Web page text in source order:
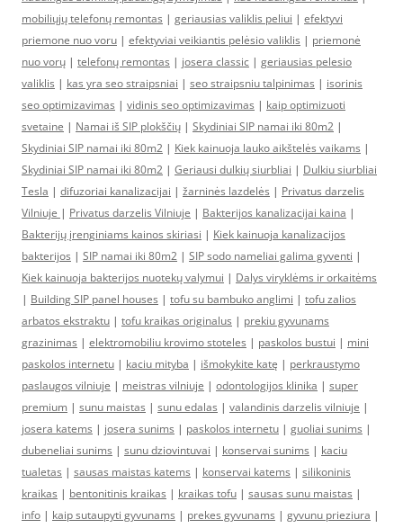
mobiliųjų telefonų remontas | geriausias valiklis peliui | efektyvi
priemone nuo voru | efektyviai veikiantis pelėsio valiklis | priemonė
nuo vorų | telefonų remontas | josera classic | geriausias pelesio
valiklis | kas yra seo straipsniai | seo straipsniu talpinimas | isorinis
seo optimizavimas | vidinis seo optimizavimas | kaip optimizuoti
svetaine | Namai iš SIP plokščių | Skydiniai SIP namai iki 80m2 |
Skydiniai SIP namai iki 80m2 | Kiek kainuoja lauko aikštelės vaikams |
Skydiniai SIP namai iki 80m2 | Geriausi dulkių siurbliai | Dulkiu siurbliai
Tesla | difuzoriai kanalizacijai | žarninės lazdelės | Privatus darzelis
Vilniuje | Privatus darzelis Vilniuje | Bakterijos kanalizacijai kaina |
Bakterijų įrenginiams kainos skiriasi | Kiek kainuoja kanalizacijos
bakterijos | SIP namai iki 80m2 | SIP sodo nameliai galima gyventi |
Kiek kainuoja bakterijos nuotekų valymui | Dalys viryklėms ir orkaitėms
| Building SIP panel houses | tofu su bambuko anglimi | tofu zalios
arbatos ekstraktu | tofu kraikas originalus | prekiu gyvunams
grazinimas | elektromobiliu krovimo stoteles | paskolos bustui | mini
paskolos internetu | kaciu mityba | išmokykite katę | perkraustymo
paslaugos vilniuje | meistras vilniuje | odontologijos klinika | super
premium | sunu maistas | sunu edalas | valandinis darzelis vilniuje |
josera katems | josera sunims | paskolos internetu | guoliai sunims |
dubeneliai sunims | sunu dziovintuvai | konservai sunims | kaciu
tualetas | sausas maistas katems | konservai katems | silikoninis
kraikas | bentonitinis kraikas | kraikas tofu | sausas sunu maistas |
info | kaip sutaupyti gyvunams | prekes gyvunams | gyvunu prieziura |